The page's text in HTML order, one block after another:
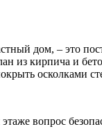
дом, – это
из кирпича и
осколками
вопрос